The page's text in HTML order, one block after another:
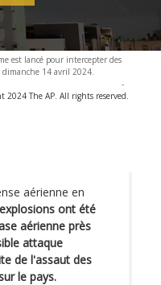
est lancé pour intercepter des
dimanche 14 avril 2024.
-
2024 The AP. All rights reserved.
aérienne en
ont été
aérienne près
attaque
de l'assaut des
le pays.